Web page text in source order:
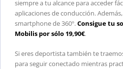
siempre a tu alcance para acceder
aplicaciones de conducción.
smartphone de 360º.Consigue tu
Mobilis por sólo 19,90€.
Si eres deportista también te
para seguir conectado mientras